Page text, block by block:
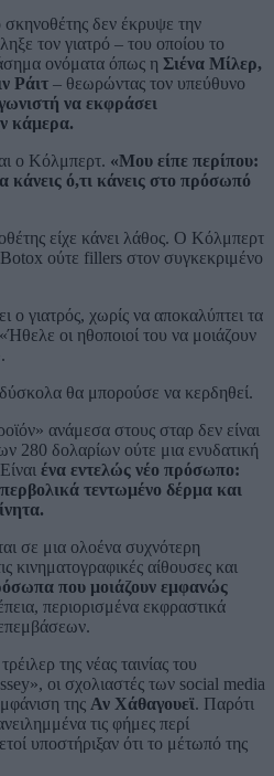
δεν έκρυψε την
τον γιατρό – του οποίου το
ονόματα όπως η Σιένα Μίλερ,
Ράιτ – θεωρώντας τον υπεύθυνο
να εκφράσει
κάμερα.
ο Κόλμπερτ. «Μου είπε περίπου:
κάνεις ό,τι κάνεις στο πρόσωπό
είχε κάνει λάθος. Ο Κόλμπερτ
Botox ούτε fillers στον συγκεκριμένο
ο γιατρός, χωρίς να αποκαλύπτει τα
οι ηθοποιοί του να μοιάζουν
θα μπορούσε να κερδηθεί.
ανάμεσα στους σταρ δεν είναι
280 δολαρίων ούτε μια ενυδατική
ένα εντελώς νέο πρόσωπο:
τεντωμένο δέρμα και
σε μια ολοένα συχνότερη
κινηματογραφικές αίθουσες και
που μοιάζουν εμφανώς
περιορισμένα εκφραστικά
της νέας ταινίας του
οι σχολιαστές των social media
της Αν Χάθαγουεϊ. Παρότι
τις φήμες περί
υποστήριξαν ότι το μέτωπό της